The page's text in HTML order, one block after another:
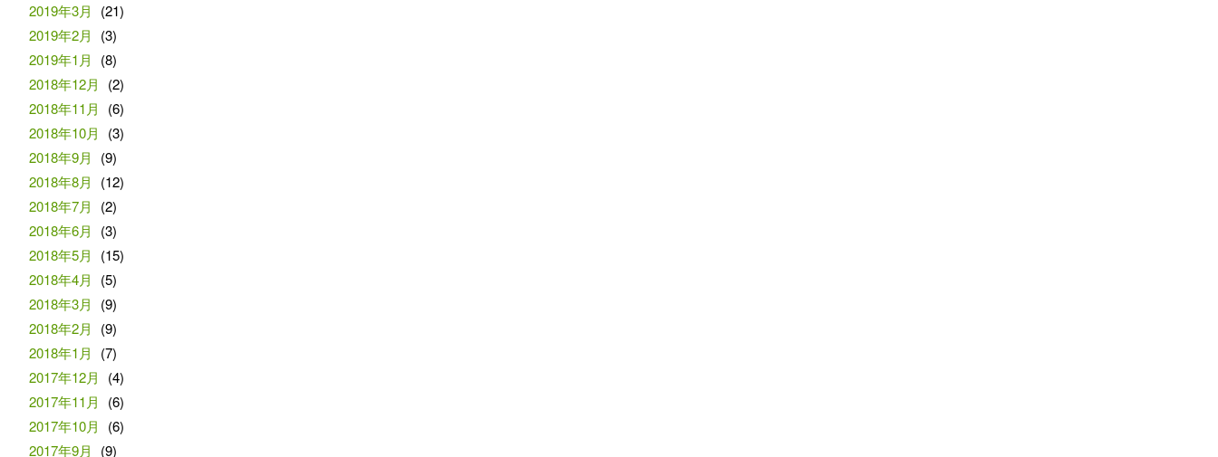
2019年3月
(21)
2019年2月
(3)
2019年1月
(8)
2018年12月
(2)
2018年11月
(6)
2018年10月
(3)
2018年9月
(9)
2018年8月
(12)
2018年7月
(2)
2018年6月
(3)
2018年5月
(15)
2018年4月
(5)
2018年3月
(9)
2018年2月
(9)
2018年1月
(7)
2017年12月
(4)
2017年11月
(6)
2017年10月
(6)
2017年9月
(9)